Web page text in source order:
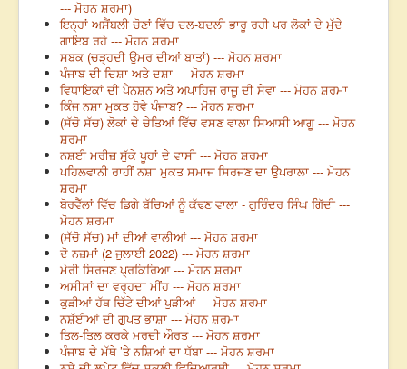
--- ਮੋਹਨ ਸ਼ਰਮਾ)
ਇਨ੍ਹਾਂ ਅਸੈਂਬਲੀ ਚੋਣਾਂ ਵਿੱਚ ਦਲ-ਬਦਲੀ ਭਾਰੂ ਰਹੀ ਪਰ ਲੋਕਾਂ ਦੇ ਮੁੱਦੇ
ਗਾਇਬ ਰਹੇ --- ਮੋਹਨ ਸ਼ਰਮਾ
ਸਬਕ (ਚੜ੍ਹਦੀ ਉਮਰ ਦੀਆਂ ਬਾਤਾਂ) --- ਮੋਹਨ ਸ਼ਰਮਾ
ਪੰਜਾਬ ਦੀ ਦਿਸ਼ਾ ਅਤੇ ਦਸ਼ਾ --- ਮੋਹਨ ਸ਼ਰਮਾ
ਵਿਧਾਇਕਾਂ ਦੀ ਪੈਨਸ਼ਨ ਅਤੇ ਅਪਾਹਿਜ ਰਾਜੂ ਦੀ ਸੇਵਾ --- ਮੋਹਨ ਸ਼ਰਮਾ
ਕਿੰਜ ਨਸ਼ਾ ਮੁਕਤ ਹੋਵੇ ਪੰਜਾਬ? --- ਮੋਹਨ ਸ਼ਰਮਾ
(ਸੱਚੋ ਸੱਚ) ਲੋਕਾਂ ਦੇ ਚੇਤਿਆਂ ਵਿੱਚ ਵਸਣ ਵਾਲਾ ਸਿਆਸੀ ਆਗੂ --- ਮੋਹਨ
ਸ਼ਰਮਾ
ਨਸ਼ਈ ਮਰੀਜ਼ ਸੁੱਕੇ ਖੂਹਾਂ ਦੇ ਵਾਸੀ --- ਮੋਹਨ ਸ਼ਰਮਾ
ਪਹਿਲਵਾਨੀ ਰਾਹੀਂ ਨਸ਼ਾ ਮੁਕਤ ਸਮਾਜ ਸਿਰਜਣ ਦਾ ਉਪਰਾਲਾ --- ਮੋਹਨ
ਸ਼ਰਮਾ
ਬੋਰਵੈੱਲਾਂ ਵਿੱਚ ਡਿਗੇ ਬੱਚਿਆਂ ਨੂੰ ਕੱਢਣ ਵਾਲਾ - ਗੁਰਿੰਦਰ ਸਿੰਘ ਗਿੱਦੀ ---
ਮੋਹਨ ਸ਼ਰਮਾ
(ਸੱਚੋ ਸੱਚ) ਮਾਂ ਦੀਆਂ ਵਾਲੀਆਂ --- ਮੋਹਨ ਸ਼ਰਮਾ
ਦੋ ਨਜ਼ਮਾਂ (2 ਜੁਲਾਈ 2022) --- ਮੋਹਨ ਸ਼ਰਮਾ
ਮੇਰੀ ਸਿਰਜਣ ਪ੍ਰਕਿਰਿਆ --- ਮੋਹਨ ਸ਼ਰਮਾ
ਅਸੀਸਾਂ ਦਾ ਵਰ੍ਹਦਾ ਮੀਂਹ --- ਮੋਹਨ ਸ਼ਰਮਾ
ਕੁੜੀਆਂ ਹੱਥ ਚਿੱਟੇ ਦੀਆਂ ਪੁੜੀਆਂ --- ਮੋਹਨ ਸ਼ਰਮਾ
ਨਸ਼ੱਈਆਂ ਦੀ ਗੁਪਤ ਭਾਸ਼ਾ --- ਮੋਹਨ ਸ਼ਰਮਾ
ਤਿਲ-ਤਿਲ ਕਰਕੇ ਮਰਦੀ ਔਰਤ --- ਮੋਹਨ ਸ਼ਰਮਾ
ਪੰਜਾਬ ਦੇ ਮੱਥੇ ’ਤੇ ਨਸ਼ਿਆਂ ਦਾ ਧੱਬਾ --- ਮੋਹਨ ਸ਼ਰਮਾ